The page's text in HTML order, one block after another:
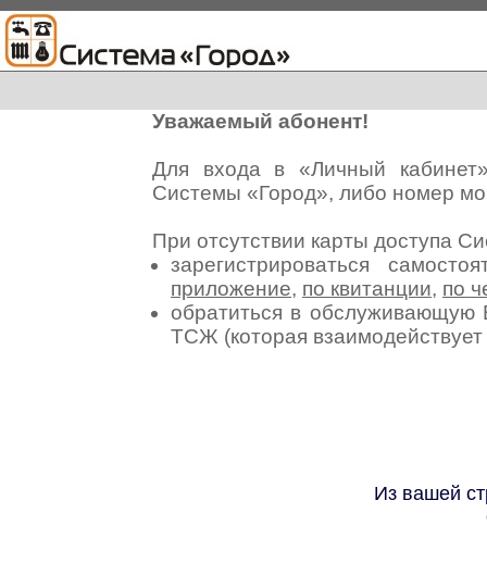
Уважаемый абонент!
Для входа в «Личный
Системы «Город», либо номер
При отсутствии карты доступа
зарегистрироваться
приложение, по квитанции, по
обратиться в
ТСЖ (которая
Из вашей